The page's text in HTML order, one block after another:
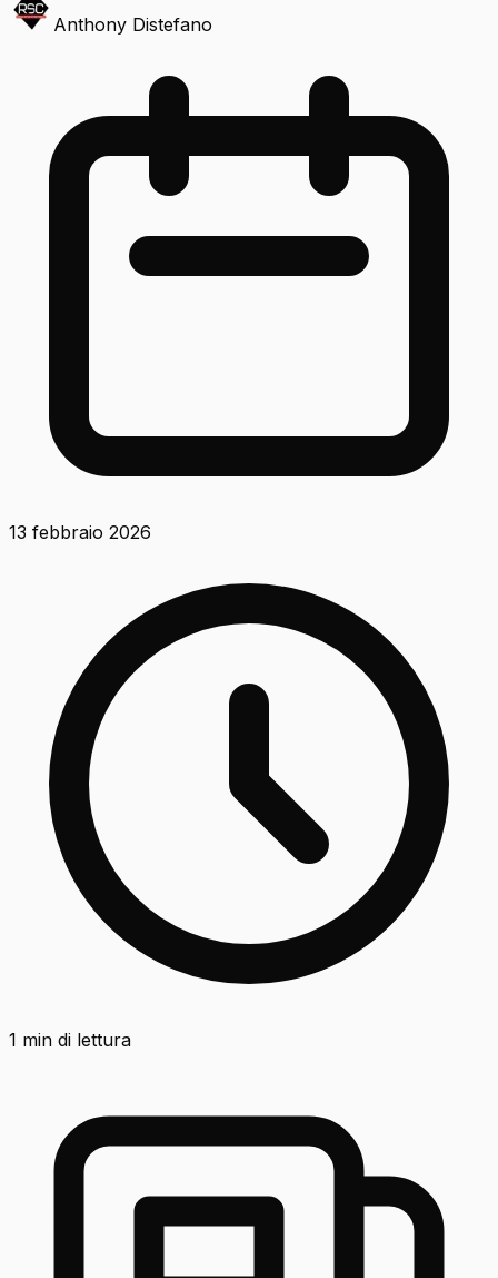
Anthony Distefano
13 febbraio 2026
1 min di lettura